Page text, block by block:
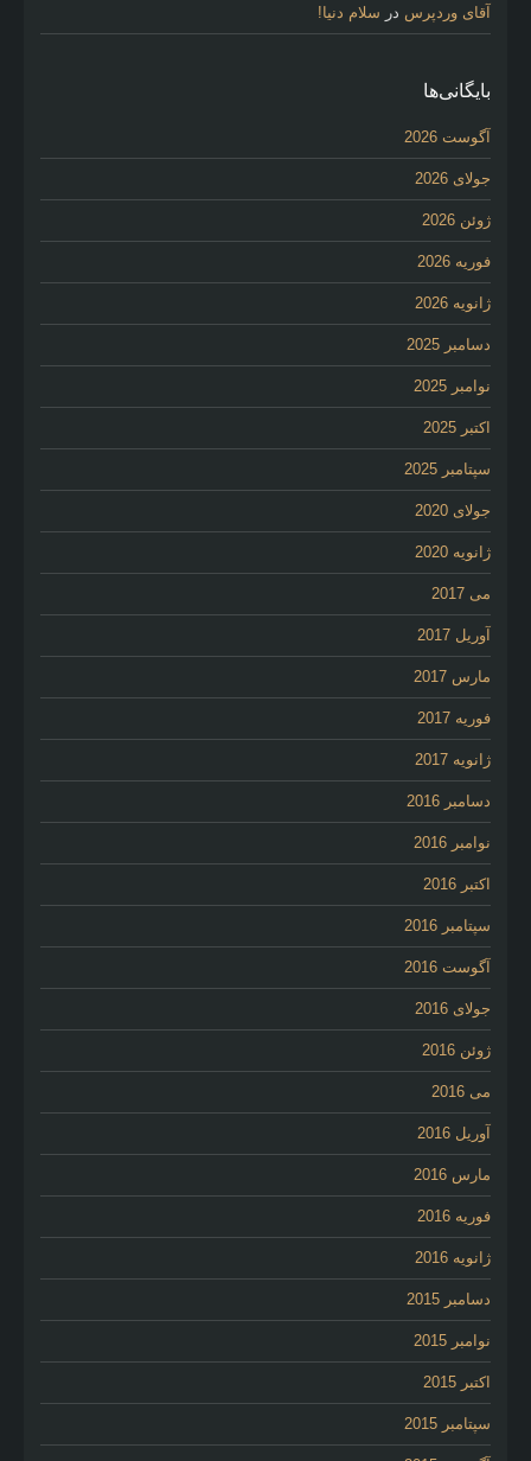
آقای وردپرس در سلام دنیا!
بایگانی‌ها
آگوست 2026
جولای 2026
ژوئن 2026
فوریه 2026
ژانویه 2026
دسامبر 2025
نوامبر 2025
اکتبر 2025
سپتامبر 2025
جولای 2020
ژانویه 2020
می 2017
آوریل 2017
مارس 2017
فوریه 2017
ژانویه 2017
دسامبر 2016
نوامبر 2016
اکتبر 2016
سپتامبر 2016
آگوست 2016
جولای 2016
ژوئن 2016
می 2016
آوریل 2016
مارس 2016
فوریه 2016
ژانویه 2016
دسامبر 2015
نوامبر 2015
اکتبر 2015
سپتامبر 2015